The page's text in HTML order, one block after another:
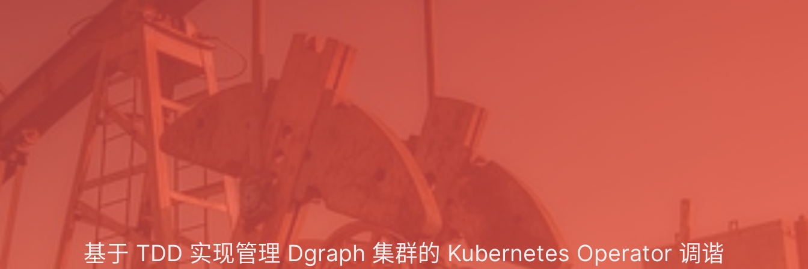
基于 TDD 实现管理 Dgraph 集群的 Kubernetes Operator 调谐